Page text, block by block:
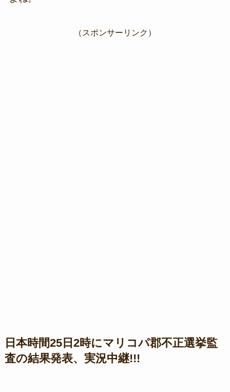
（スポンサーリンク）
日本時間25日2時にマリコパ郡不正選挙監
査の結果発表、実況中継!!!